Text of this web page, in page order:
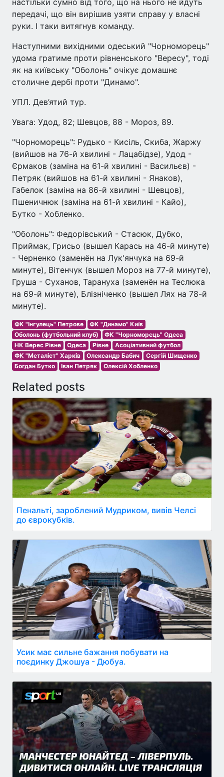
передачі, що він вирішив узяти справу у власні
руки. І таки витягнув команду.
Наступними вихідними одеський "Чорноморець"
удома гратиме проти рівненського "Вересу", тоді
як на київську "Оболонь" очікує домашнє
столичне дербі проти "Динамо".
УПЛ. Дев’ятий тур.
Увага: Удод, 82; Шевцов, 88 - Мороз, 89.
"Чорноморець": Рудько - Кисіль, Скиба, Жаржу
(вийшов на 76-й хвилині - Лацабідзе), Удод -
Єрмаков (заміна на 61-й хвилині - Васильєв) -
Петряк (вийшов на 61-й хвилині - Янаков),
Габелок (заміна на 86-й хвилині - Шевцов),
Пшеничнюк (заміна на 61-й хвилині - Кайо),
Бутко - Хобленко.
"Оболонь": Федорівський - Стасюк, Дубко,
Приймак, Грисьо (вышел Карась на 46-й минуте)
- Черненко (заменён на Лук'янчука на 69-й
минуте), Вітенчук (вышел Мороз на 77-й минуте),
Груша - Суханов, Тарануха (заменён на Теслюка
на 69-й минуте), Блізніченко (вышел Лях на 78-й
минуте).
ФК "Інгулець" Петрове
ФК "Динамо" Київ
Оболонь (футбольний клуб)
ФК "Чорноморець" Одеса
НК Верес Рівне
Одеса Рівне
Асоціативний футбол
ФК "Металіст" Харків
Олександр Бабич
Сергій Шищенко
Богдан Бутко
Іван Петряк Олексій Хобленко
Related posts
Пенальті, зароблений Мудриком, вивів Челсі
до єврокубків.
Усик має сильне бажання побувати на
поєдинку Джошуа - Дюбуа.